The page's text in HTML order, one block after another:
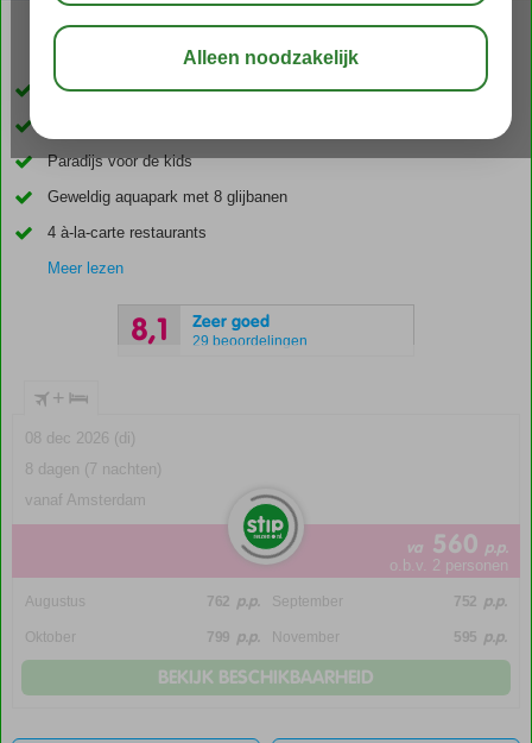
aug 34°C
Scherp geprijsd familieresort
Paradijs voor de kids
Geweldig aquapark met 8 glijbanen
4 à-la-carte restaurants
Meer lezen
8,1 Zeer goed
29 beoordelingen
+
08 dec 2026 (di)
8 dagen (7 nachten)
vanaf Amsterdam
va 560 p.p.
o.b.v. 2 personen
Augustus 762 p.p. September 752 p.p.
Oktober 799 p.p. November 595 p.p.
BEKIJK BESCHIKBAARHEID